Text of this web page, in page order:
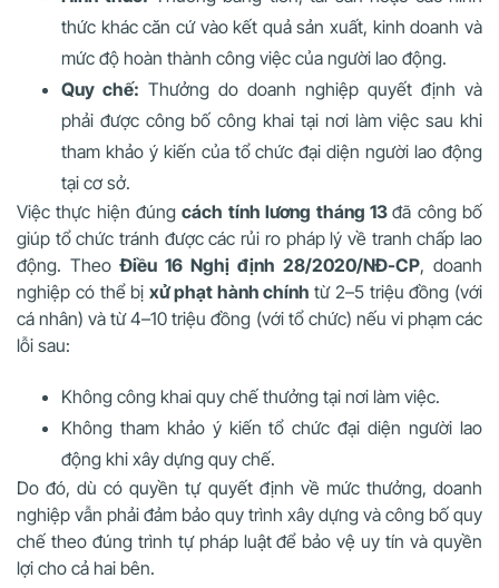
thức khác căn cứ vào kết quả sản xuất, kinh doanh và
mức độ hoàn thành công việc của người lao động.
Quy chế: Thưởng do doanh nghiệp quyết định và
phải được công bố công khai tại nơi làm việc sau khi
tham khảo ý kiến của tổ chức đại diện người lao động
tại cơ sở.
Việc thực hiện đúngcách tính lương tháng 13đã công bố
giúp tổ chức tránh được các rủi ro pháp lý về tranh chấp lao
động. TheoĐiều 16 Nghị định 28/2020/NĐ-CP, doanh
nghiệp có thể bị xử phạt hành chính từ 2–5 triệu đồng (với
cá nhân) và từ 4–10 triệu đồng (với tổ chức) nếu vi phạm các
lỗi sau:
Không công khai quy chế thưởng tại nơi làm việc.
Không tham khảo ý kiến tổ chức đại diện người lao
động khi xây dựng quy chế.
Do đó, dù có quyền tự quyết định về mức thưởng, doanh
nghiệp vẫn phải đảm bảo quy trình xây dựng và công bố quy
chế theo đúng trình tự pháp luật để bảo vệ uy tín và quyền
lợi cho cả hai bên.